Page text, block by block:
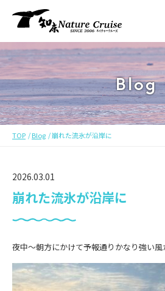
Blog
TOP Blog 崩れた流氷が沿岸に
2026.03.01
崩れた流氷が沿岸に
夜中〜朝方にかけて予報通りかなり強い風